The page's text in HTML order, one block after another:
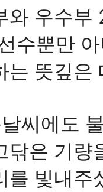
와 우수
수뿐만
는 뜻깊은
씨에도
닦은 기량
를 빛내주